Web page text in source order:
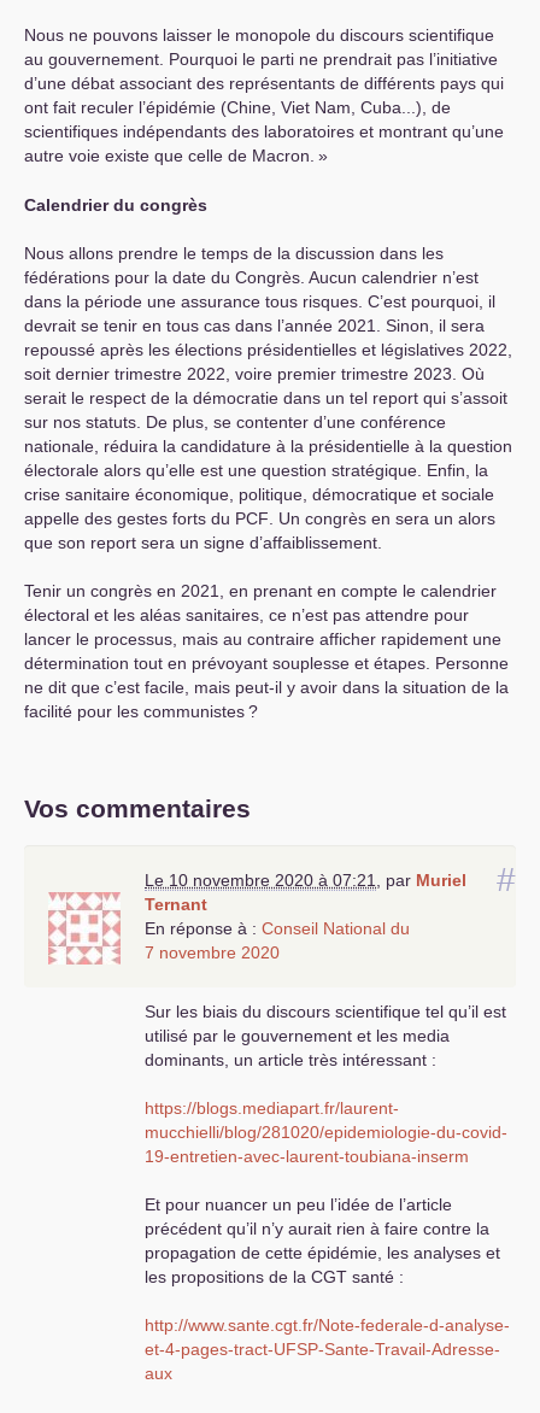
Nous ne pouvons laisser le monopole du discours scientifique
au gouvernement. Pourquoi le parti ne prendrait pas l’initiative
d’une débat associant des représentants de différents pays qui
ont fait reculer l’épidémie (Chine, Viet Nam, Cuba...), de
scientifiques indépendants des laboratoires et montrant qu’une
autre voie existe que celle de Macron. »
Calendrier du congrès
Nous allons prendre le temps de la discussion dans les
fédérations pour la date du Congrès. Aucun calendrier n’est
dans la période une assurance tous risques. C’est pourquoi, il
devrait se tenir en tous cas dans l’année 2021. Sinon, il sera
repoussé après les élections présidentielles et législatives 2022,
soit dernier trimestre 2022, voire premier trimestre 2023. Où
serait le respect de la démocratie dans un tel report qui s’assoit
sur nos statuts. De plus, se contenter d’une conférence
nationale, réduira la candidature à la présidentielle à la question
électorale alors qu’elle est une question stratégique. Enfin, la
crise sanitaire économique, politique, démocratique et sociale
appelle des gestes forts du PCF . Un congrès en sera un alors
que son report sera un signe d’affaiblissement.
Tenir un congrès en 2021, en prenant en compte le calendrier
électoral et les aléas sanitaires, ce n’est pas attendre pour
lancer le processus, mais au contraire afficher rapidement une
détermination tout en prévoyant souplesse et étapes. Personne
ne dit que c’est facile, mais peut-il y avoir dans la situation de la
facilité pour les communistes?
Vos commentaires
#
Le 10 novembre 2020 à 07:21 par Muriel
Ternant
En réponse à : Conseil National du
7 novembre 2020
Sur les biais du discours scientifique tel qu’il est
utilisé par le gouvernement et les media
dominants, un article très intéressant :
https://blogs.mediapart.fr/laurent-
mucchielli/blog/281020/epidemiologie-du-covid-
19-entretien-avec-laurent-toubiana-inserm
Et pour nuancer un peu l’idée de l’article
précédent qu’il n’y aurait rien à faire contre la
propagation de cette épidémie, les analyses et
les propositions de la CGT santé :
http://www.sante.cgt.fr/Note-federale-d-analyse-
et-4-pages-tract-UFSP-Sante-Travail-Adresse-
aux